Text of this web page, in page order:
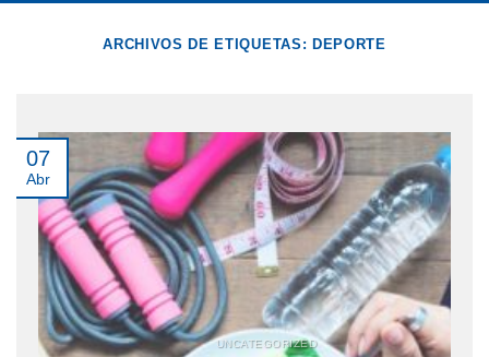
ARCHIVOS DE ETIQUETAS: DEPORTE
UNCATEGORIZED
07
Abr